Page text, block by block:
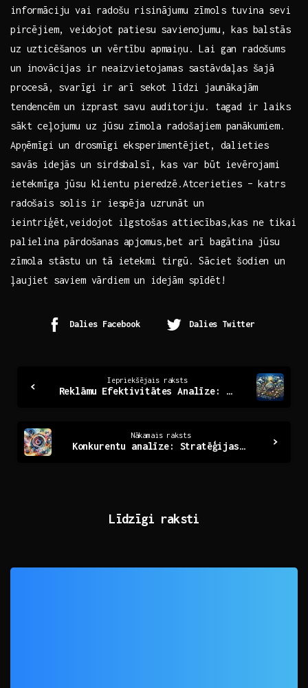
informāciju vai radošu risinājumu zīmols tuvina sevi
⁢pircējiem, ‌veidojot patiesu savienojumu, kas balstās
uz ‌uzticēšanos un vērtību apmaiņu. Lai gan radošums
un inovācijas ir ⁤neaizvietojamas sastāvdaļas šajā
procesā,⁢ svarīgi ir arī sekot līdzi ⁤jaunākajām
tendencēm un ​izprast⁤ savu auditoriju. tagad ir laiks⁤
sākt ceļojumu uz jūsu zīmola ​radošajiem panākumiem.
⁢Apņēmīgi un drosmīgi eksperimentējiet, dalieties
savās idejās un⁢ sirdsbalsī, kas ⁤var būt ievērojami
ietekmīga jūsu klientu⁣ pieredzē.Atcerieties –‌ katrs
radošais solis⁣ ir iespēja uzrunāt un
ieintriģēt,veidojot ilgstošas attiecības,kas ne tikai
palielina pārdošanas apjomus,bet arī⁤ bagātina jūsu
zīmola stāstu un tā ietekmi tirgū. Sāciet šodien un
ļaujiet saviem vārdiem un idejām spīdēt!
Dalies Facebook Dalies Twitter
Reading
Iepriekšējais raksts
Reklāmu Efektivitātes Analīze: Atklājot Patiesos Rādītājus
Nākamais raksts
Konkurentu analīze: Stratēģijas panākumiem tirgū
Līdzīgi raksti